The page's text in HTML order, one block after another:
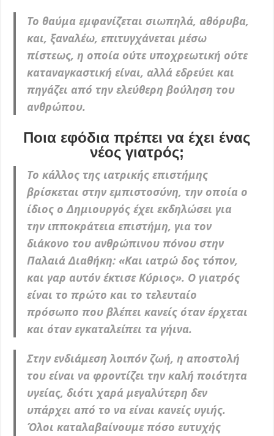
Το θαύμα εμφανίζεται σιωπηλά, αθόρυβα,
και, ξαναλέω, επιτυγχάνεται μέσω
πίστεως, η οποία ούτε υποχρεωτική ούτε
καταναγκαστική είναι, αλλά εδρεύει και
πηγάζει από την ελεύθερη βούληση του
ανθρώπου.
Ποια εφόδια πρέπει να έχει ένας
νέος γιατρός;
Το κάλλος της ιατρικής επιστήμης
βρίσκεται στην εμπιστοσύνη, την οποία ο
ίδιος ο Δημιουργός έχει εκδηλώσει για
την ιπποκράτεια επιστήμη, για τον
διάκονο του ανθρώπινου πόνου στην
Παλαιά Διαθήκη: «Και ιατρώ δος τόπον,
και γαρ αυτόν έκτισε Κύριος». Ο γιατρός
είναι το πρώτο και το τελευταίο
πρόσωπο που βλέπει κανείς όταν έρχεται
και όταν εγκαταλείπει τα γήινα.
Στην ενδιάμεση λοιπόν ζωή, η αποστολή
του είναι να φροντίζει την καλή ποιότητα
υγείας, διότι χαρά μεγαλύτερη δεν
υπάρχει από το να είναι κανείς υγιής.
Όλοι καταλαβαίνουμε πόσο ευτυχής